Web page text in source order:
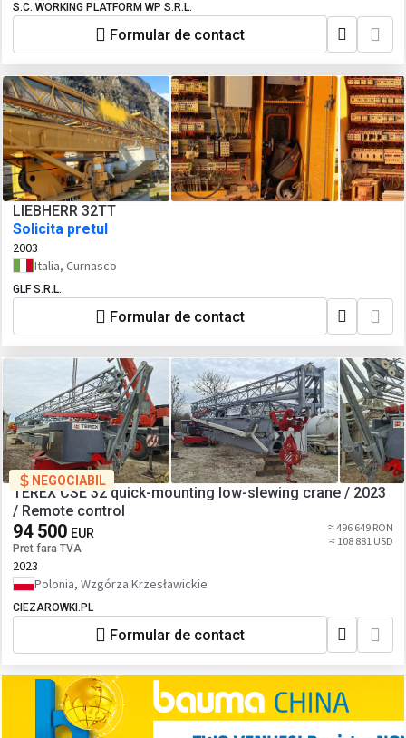
S.C. WORKING PLATFORM WP S.R.L.
Formular de contact
LIEBHERR 32TT
Solicita pretul
2003
Italia, Curnasco
GLF S.R.L.
Formular de contact
NEGOCIABIL
TEREX CSE 32 quick-mounting low-slewing crane / 2023
/ Remote control
94 500 EUR
Pret fara TVA
≈ 496 649 RON
≈ 108 881 USD
2023
Polonia, Wzgórza Krzesławickie
CIEZAROWKI.PL
Formular de contact